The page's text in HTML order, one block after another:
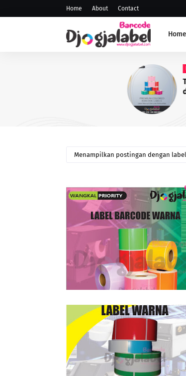
Home About Contact
Home
LABEL BARCODE
Tingkatkan
dengan
Profesional
Menampilkan postingan dengan label